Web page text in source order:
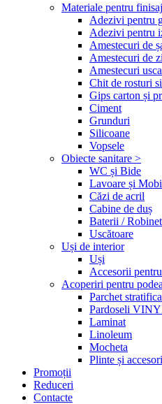
Materiale pentru
Adezivi pentru
Adezivi pentru
Amestecuri de
Amestecuri de
Amestecuri
Chit de rosturi
Gips carton și
Ciment
Grunduri
Silicoane
Vopsele
Obiecte sanitare >
WC și Bide
Lavoare și
Căzi de acril
Cabine de duș
Baterii /
Uscătoare
Uși de interior
Uși
Accesorii
Acoperiri pentru podea
Parchet
Pardoseli
Laminat
Linoleum
Mocheta
Plinte și
Promoții
Reduceri
Contacte